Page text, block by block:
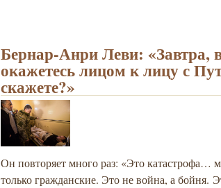
Бернар-Анри Леви: «Завтра,
окажетесь лицом к лицу с
скажете?»
Он повторяет много раз: «Это катастрофа…
только гражданские. Это не война, а бойня.